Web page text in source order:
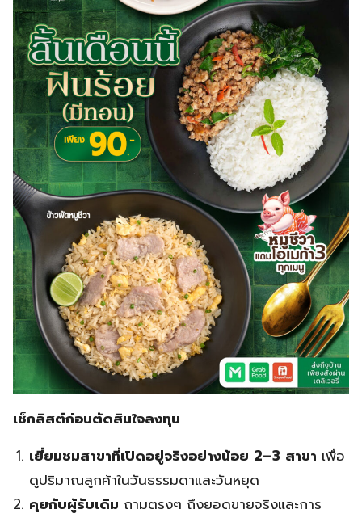
เช็กลิสต์ก่อนตัดสินใจลงทุน
เยี่ยมชมสาขาที่เปิดอยู่จริงอย่างน้อย 2–3 สาขา เพื่อ
ดูปริมาณลูกค้าในวันธรรมดาและวันหยุด
คุยกับผู้รับเดิม ถามตรงๆ ถึงยอดขายจริงและการ